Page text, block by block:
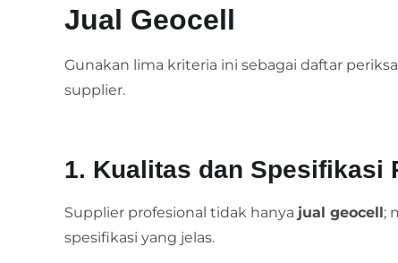
Jual Geocell
Gunakan lima kriteria ini sebagai daftar
supplier.
1. Kualitas dan Spesifikasi
Supplier profesional tidak hanya jual geocell;
spesifikasi yang jelas.